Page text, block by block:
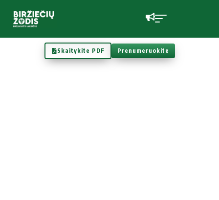
Skaitykite PDF Prenumeruokite